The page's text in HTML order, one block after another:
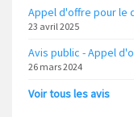
Appel d'offre pour le
23 avril 2025
Avis public - Appel
26 mars 2024
Voir tous les avis